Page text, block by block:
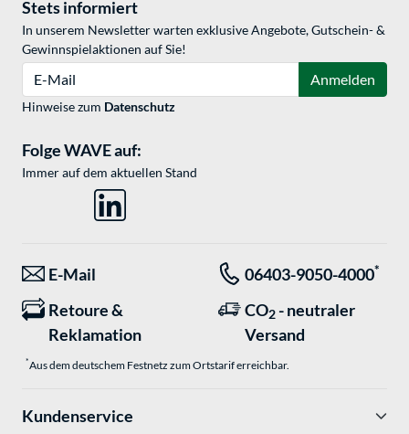
Stets informiert
In unserem Newsletter warten exklusive Angebote, Gutschein- &
Gewinnspielaktionen auf Sie!
Anmelden
Hinweise zum Datenschutz
Folge WAVE auf:
Immer auf dem aktuellen Stand
E-Mail 06403-9050-4000*
Retoure &
Reklamation
CO2 - neutraler
Versand
*Aus dem deutschem Festnetz zum Ortstarif erreichbar.
Kundenservice